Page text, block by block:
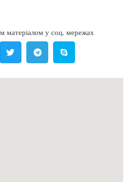
матеріалом у соц. мережах